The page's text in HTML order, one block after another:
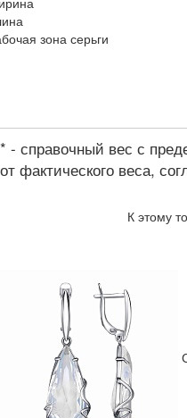
зона серьги
* - справочный вес с
от фактического веса,
К этому